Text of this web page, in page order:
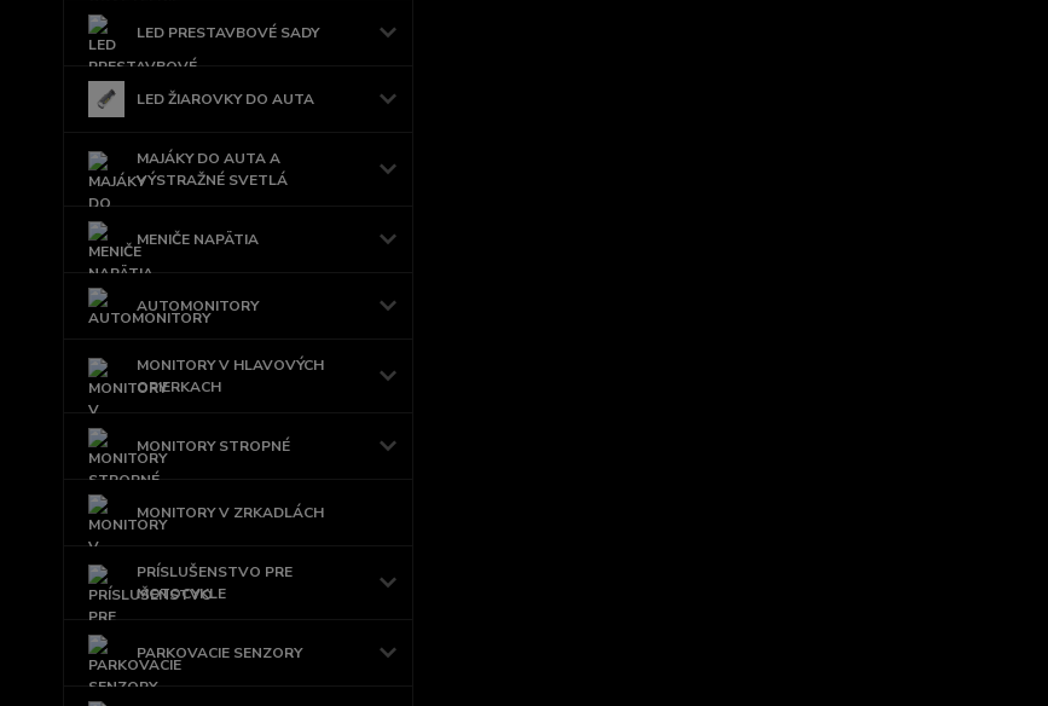
LED PRESTAVBOVÉ SADY
LED ŽIAROVKY DO AUTA
MAJÁKY DO AUTA A
VÝSTRAŽNÉ SVETLÁ
MENIČE NAPÄTIA
AUTOMONITORY
MONITORY V HLAVOVÝCH
OPIERKACH
MONITORY STROPNÉ
MONITORY V ZRKADLÁCH
PRÍSLUŠENSTVO PRE
MOTOCYKLE
PARKOVACIE SENZORY